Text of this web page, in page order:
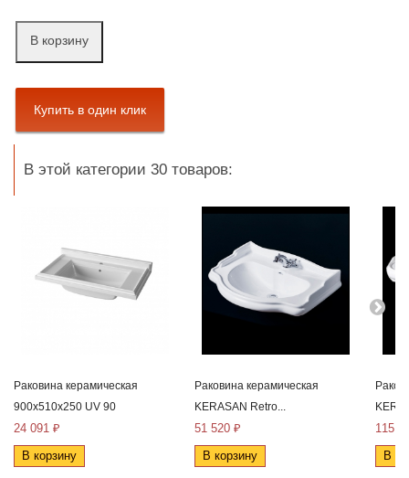
В корзину
В этой категории 30 товаров:
Раковина керамическая
900x510x250 UV 90
24 091 ₽
В корзину
Раковина керамическая
KERASAN Retro...
51 520 ₽
В корзину
115
В